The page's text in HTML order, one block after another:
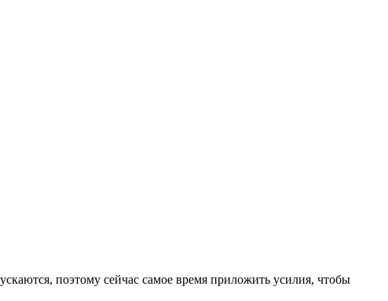
поэтому сейчас самое время приложить усилия, чтобы